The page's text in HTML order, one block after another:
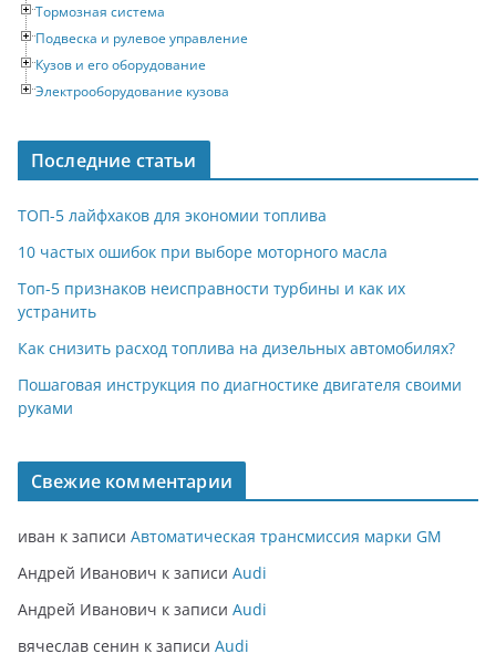
Тормозная система
Подвеска и рулевое управление
Кузов и его оборудование
Электрооборудование кузова
Последние статьи
ТОП-5 лайфхаков для экономии топлива
10 частых ошибок при выборе моторного масла
Топ-5 признаков неисправности турбины и как их
устранить
Как снизить расход топлива на дизельных автомобилях?
Пошаговая инструкция по диагностике двигателя своими
руками
Свежие комментарии
иван к записи Автоматическая трансмиссия марки GM
Андрей Иванович к записи Audi
Андрей Иванович к записи Audi
вячеслав сенин к записи Audi